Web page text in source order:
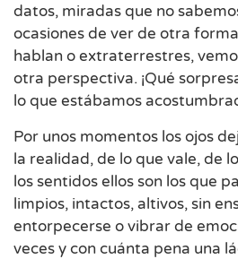
datos, miradas que no
ocasiones de ver de otra
hablan o extraterrestres,
otra perspectiva. ¡Qué
lo que estábamos
Por unos momentos los ojos
la realidad, de lo que vale, de
los sentidos ellos son los que
limpios, intactos, altivos, sin
entorpecerse o vibrar de
veces y con cuánta pena una